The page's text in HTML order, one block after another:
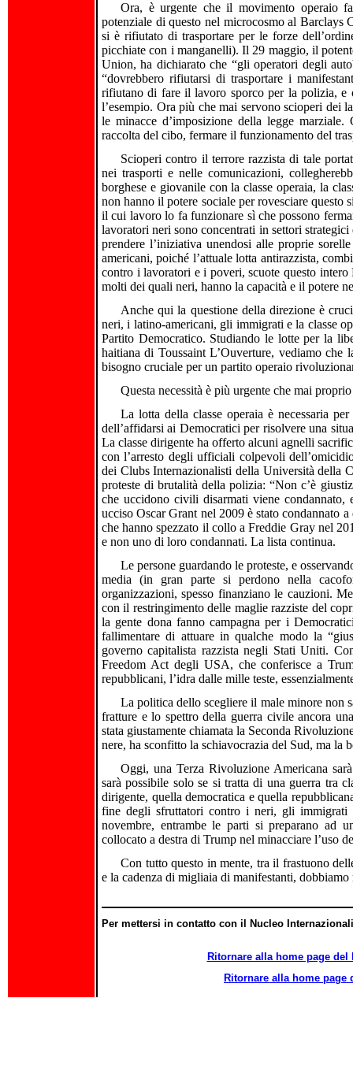
Ora, è urgente che il movimento operaio
potenziale di questo nel microcosmo al
si è rifiutato di trasportare per le forze
picchiate con i manganelli). Il 29 maggio, il
Union, ha dichiarato che “gli operatori degli
“dovrebbero rifiutarsi di trasportare i
rifiutano di fare il lavoro sporco per la polizia, e
l’esempio. Ora più che mai servono scioperi dei
le minacce d’imposizione della legge
raccolta del cibo, fermare il funzionamento del
Scioperi contro il terrore razzista di tale
nei trasporti e nelle comunicazioni,
borghese e giovanile con la classe operaia, la
non hanno il potere sociale per rovesciare questo
il cui lavoro lo fa funzionare sì che possono
lavoratori neri sono concentrati in settori
prendere l’iniziativa unendosi alle proprie
americani, poiché l’attuale lotta antirazzista,
contro i lavoratori e i poveri, scuote questo
molti dei quali neri, hanno la capacità e il potere
Anche qui la questione della direzione è
neri, i latino-americani, gli immigrati e la classe
Partito Democratico. Studiando le lotte per la
haitiana di Toussaint L’Ouverture, vediamo
bisogno cruciale per un partito operaio
Questa necessità è più urgente che mai
La lotta della classe operaia è necessaria
dell’affidarsi ai Democratici per risolvere una
La classe dirigente ha offerto alcuni agnelli
con l’arresto degli ufficiali colpevoli
dei Clubs Internazionalisti della Università della
proteste di brutalità della polizia: “Non c’è
che uccidono civili disarmati viene
ucciso Oscar Grant nel 2009 è stato condannato
che hanno spezzato il collo a Freddie Gray nel
e non uno di loro condannati. La lista continua.
Le persone guardando le proteste, e
media (in gran parte si perdono nella
organizzazioni, spesso finanziano le cauzioni.
con il restringimento delle maglie razziste del
la gente dona fanno campagna per i
fallimentare di attuare in qualche modo la
governo capitalista razzista negli Stati Uniti.
Freedom Act degli USA, che conferisce a
repubblicani, l’idra dalle mille teste,
La politica dello scegliere il male minore non
fratture e lo spettro della guerra civile ancora
stata giustamente chiamata la Seconda
nere, ha sconfitto la schiavocrazia del Sud, ma la
Oggi, una Terza Rivoluzione Americana
sarà possibile solo se si tratta di una guerra tra
dirigente, quella democratica e quella
fine degli sfruttatori contro i neri, gli immigrati
novembre, entrambe le parti si preparano ad
collocato a destra di Trump nel minacciare l’uso
Con tutto questo in mente, tra il frastuono
e la cadenza di migliaia di manifestanti,
Per mettersi in contatto con il Nucleo
Ritornare alla home page del
Ritornare alla home page